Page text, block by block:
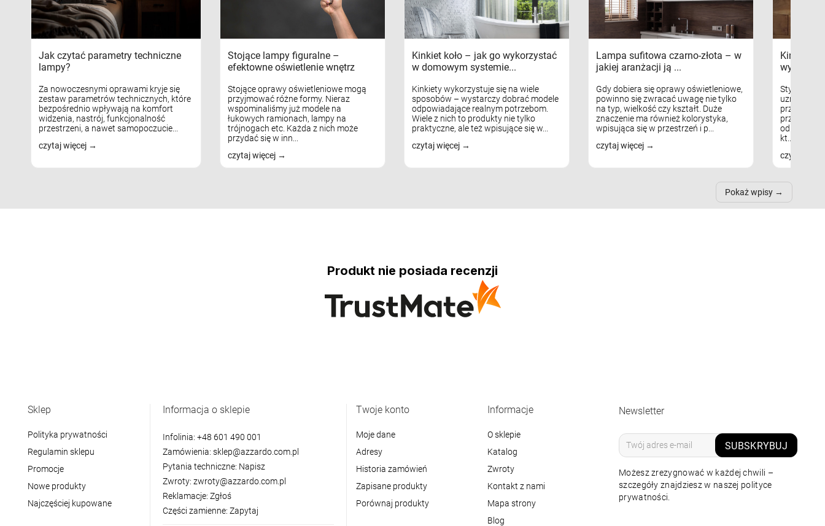
Jak czytać parametry techniczne
lampy?
Za nowoczesnymi oprawami kryje się
zestaw parametrów technicznych, które
bezpośrednio wpływają na komfort
widzenia, nastrój, funkcjonalność
przestrzeni, a nawet samopoczucie...
czytaj więcej
Stojące lampy figuralne –
efektowne oświetlenie wnętrz
Stojące oprawy oświetleniowe mogą
przyjmować różne formy. Nieraz
wspominaliśmy już modele na
łukowych ramionach, lampy na
trójnogach etc. Każda z nich może
przydać się w inn...
czytaj więcej
Kinkiet koło – jak go wykorzystać
w domowym systemie...
Kinkiety wykorzystuje się na wiele
sposobów – wystarczy dobrać modele
odpowiadające realnym potrzebom.
Wiele z nich to produkty nie tylko
praktyczne, ale też wpisujące się w...
czytaj więcej
Lampa sufitowa czarno-złota – w
jakiej aranżacji ją ...
Gdy dobiera się oprawy oświetleniowe,
powinno się zwracać uwagę nie tylko
na typ, wielkość czy kształt. Duże
znaczenie ma również kolorystyka,
wpisująca się w przestrzeń i p...
czytaj więcej
Kinkiety
Styl
uznaniem
kt...
czytaj
Pokaż wpisy
Produkt nie posiada recenzji
Sklep
Polityka prywatności
Regulamin sklepu
Promocje
Nowe produkty
Najczęściej kupowane
Informacja o sklepie
Infolinia: +48 601 490 001
Zamówienia: sklep@azzardo.com.pl
Pytania techniczne: Napisz
Zwroty: zwroty@azzardo.com.pl
Reklamacje: Zgłoś
Części zamienne: Zapytaj
Twoje konto
Moje dane
Adresy
Historia zamówień
Zapisane produkty
Porównaj produkty
Informacje
O sklepie
Katalog
Zwroty
Kontakt z nami
Mapa strony
Blog
Newsletter
SUBSKRYBUJ
Możesz zrezygnować w każdej chwili –
szczegóły znajdziesz w naszej polityce
prywatności.